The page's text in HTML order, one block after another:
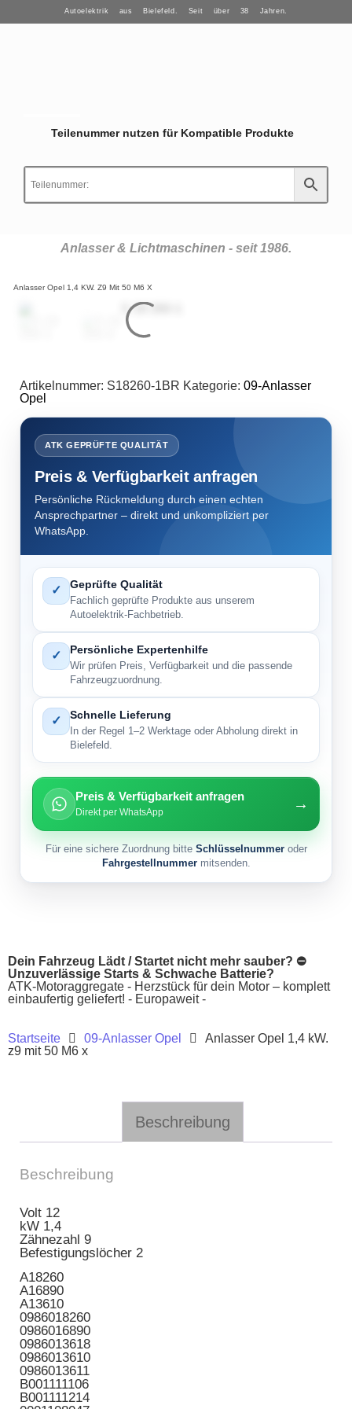
Autoelektrik aus Bielefeld. Seit über 38 Jahren.
Teilenummer nutzen für Kompatible Produkte
Anlasser & Lichtmaschinen - seit 1986.
Anlasser Opel 1,4 KW. Z9 Mit 50 M6 X
Artikelnummer: S18260-1BR Kategorie: 09-Anlasser
Opel
ATK GEPRÜFTE QUALITÄT
Preis & Verfügbarkeit anfragen
Persönliche Rückmeldung durch einen echten
Ansprechpartner – direkt und unkompliziert per
WhatsApp.
✓ Geprüfte Qualität
Fachlich geprüfte Produkte aus unserem
Autoelektrik-Fachbetrieb.
✓ Persönliche Expertenhilfe
Wir prüfen Preis, Verfügbarkeit und die passende
Fahrzeugzuordnung.
✓ Schnelle Lieferung
In der Regel 1–2 Werktage oder Abholung direkt in
Bielefeld.
Preis & Verfügbarkeit anfragen
Direkt per WhatsApp →
Für eine sichere Zuordnung bitte Schlüsselnummeroder
Fahrgestellnummermitsenden.
Dein Fahrzeug Lädt / Startet nicht mehr sauber? ⛔
Unzuverlässige Starts & Schwache Batterie?
ATK-Motoraggregate - Herzstück für dein Motor – komplett
einbaufertig geliefert! - Europaweit -
Startseite 09-Anlasser Opel
Anlasser Opel 1,4 kW.
z9 mit 50 M6 x
Beschreibung
Beschreibung
Volt 12
kW 1,4
Zähnezahl 9
Befestigungslöcher 2
A18260
A16890
A13610
0986018260
0986016890
0986013618
0986013610
0986013611
B001111106
B001111214